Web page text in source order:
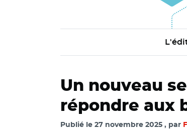
Un nouveau
répondre aux
Publié le 27 novembre 2025 par